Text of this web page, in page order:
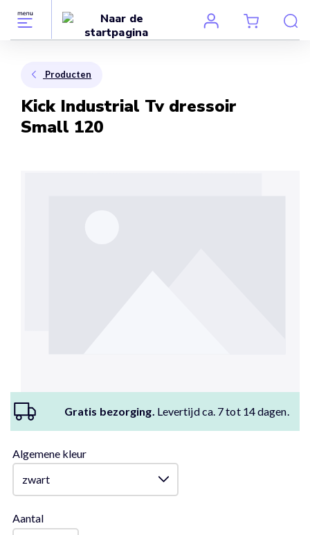
Producten
Kick Industrial Tv dressoir
Small 120
Gratis bezorging. Levertijd ca. 7 tot 14 dagen.
Algemene kleur
Aantal